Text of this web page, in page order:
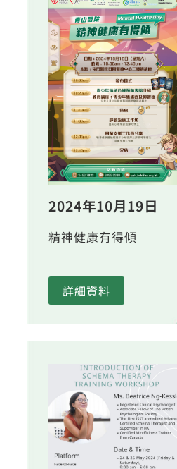
2024年10月19日
精神健康有得傾
詳細資料